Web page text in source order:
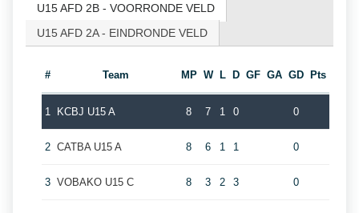
U15 AFD 2B - VOORRONDE VELD
U15 AFD 2A - EINDRONDE VELD
# Team MP W L D GF GA GD Pts
1 KCBJ U15 A 8 7 1 0 0
2 CATBA U15 A 8 6 1 1 0
3 VOBAKO U15 C 8 3 2 3 0